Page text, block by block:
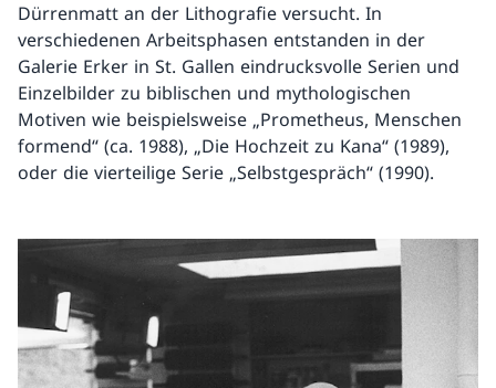
Dürrenmatt an der Lithografie versucht. In
verschiedenen Arbeitsphasen entstanden in der
Galerie Erker in St. Gallen eindrucksvolle Serien und
Einzelbilder zu biblischen und mythologischen
Motiven wie beispielsweise „Prometheus, Menschen
formend“ (ca. 1988), „Die Hochzeit zu Kana“ (1989),
oder die vierteilige Serie „Selbstgespräch“ (1990).